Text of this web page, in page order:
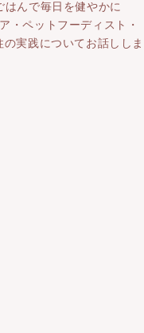
はんで毎日を健やかに
・ペットフーディスト・
実践についてお話ししま